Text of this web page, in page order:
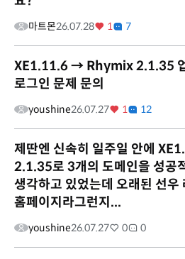
마트몬26.07.28 1 7
XE1.11.6 → Rhymix 2.1.35
로그인 문제 문의
youshine26.07.27 1 12
제딴엔 신속히 일주일 안에
2.1.35로 3개의 도메인을 성공
생각하고 있었는데 오래된 선우
홈페이지라그런지...
youshine26.07.27 0 0